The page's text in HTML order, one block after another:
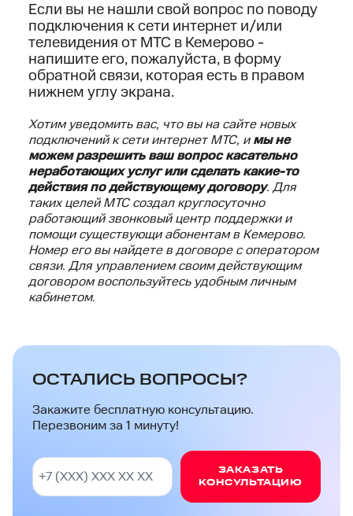
Если вы не нашли свой вопрос по поводу
подключения к сети интернет и/или
телевидения от МТС в Кемерово -
напишите его, пожалуйста, в форму
обратной связи, которая есть в правом
нижнем углу экрана.
Хотим уведомить вас, что вы на сайте новых
подключений к сети интернет МТС, и мы не
можем разрешить ваш вопрос касательно
неработающих услуг или сделать какие-то
действия по действующему договору. Для
таких целей МТС создал круглосуточно
работающий звонковый центр поддержки и
помощи существующи абонентам в Кемерово.
Номер его вы найдете в договоре с оператором
связи. Для управлением своим действующим
договором воспользуйтесь удобным личным
кабинетом.
ОСТАЛИСЬ ВОПРОСЫ?
Закажите бесплатную консультацию.
Перезвоним за 1 минуту!
ЗАКАЗАТЬ
КОНСУЛЬТАЦИЮ